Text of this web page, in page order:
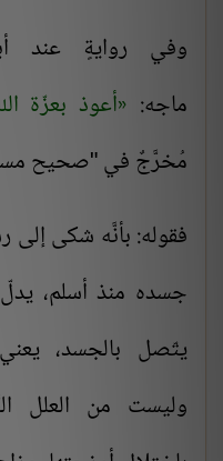
وفي روايةٍ عند
ماجه: أعوذ بعزّة
مُخرَّجٌ في "صحيح
فقوله: بأنَّه شكى
جسده منذ أسلم،
يتّصل بالجسد،
وليست من العلل